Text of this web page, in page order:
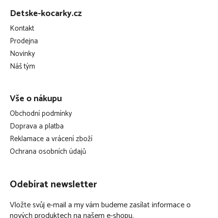
polstrování matracových potahů
potah je snímatelný
bezpečnostní zip - tento zip nemá jezdce, díky čemuž
nebude možné, aby ho dítě rozepnulo (v případě, že bude
rodič chtít zip rozepnout, stačí použít dočasnou pomůcku,
třeba kancelářskou sponku…)
lze ho sušit v sušičce
Tencel v bodech:
nová technologie zpracování vláken
Tencel® je celulózové vlákno, které se získává ekologicky
ocenění)
jemný jako hedvábí
Detske-kocarky.cz
Kontakt
Prodejna
Novinky
Náš tým
Vše o nákupu
Obchodní podmínky
Doprava a platba
Reklamace a vrácení zboží
Ochrana osobních údajů
Odebírat newsletter
Vložte svůj e-mail a my vám budeme zasílat informace o